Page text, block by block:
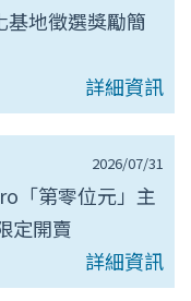
基地徵選獎勵簡
詳細資訊
2026/07/31
「第零位元」主
定開賣
詳細資訊